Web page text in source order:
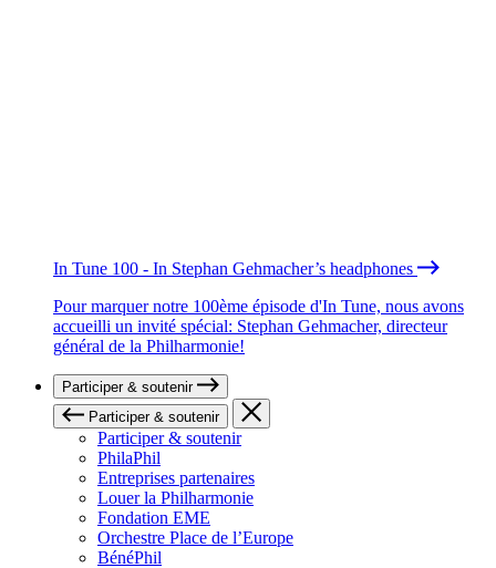
In Tune 100 - In Stephan Gehmacher’s headphones
Pour marquer notre 100ème épisode d'In Tune, nous avons
accueilli un invité spécial: Stephan Gehmacher, directeur
général de la Philharmonie!
Participer & soutenir
Participer & soutenir
Participer & soutenir
PhilaPhil
Entreprises partenaires
Louer la Philharmonie
Fondation EME
Orchestre Place de l’Europe
BénéPhil